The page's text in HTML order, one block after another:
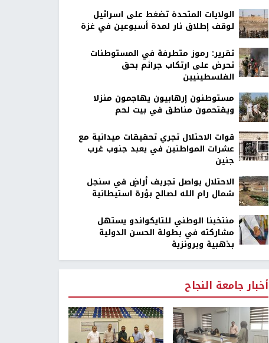
الولايات المتحدة تضغط على اسرائيل
لوقف إطلاق نار لمدة أسبوعين في غزة
تقرير: رموز متطرفة في المستوطنات
تحرض على ارتكاب جرائم بحق
الفلسطينيين
مستوطنون إرهابيون يهاجمون منزلا
ويقتحمون مناطق في بيت لحم
قوات الاحتلال تجري تحقيقات ميدانية مع
عشرات المواطنين في يعبد جنوب غرب
جنين
الاحتلال يواصل تجريف أراضٍ في سنجل
شمال رام الله لصالح بؤرة استيطانية
منتخبنا الوطني للتايكواندو يستهل
مشاركته في بطولة الحسن الدولية
بذهبية وبرونزية
أخبار جامعة النجاح